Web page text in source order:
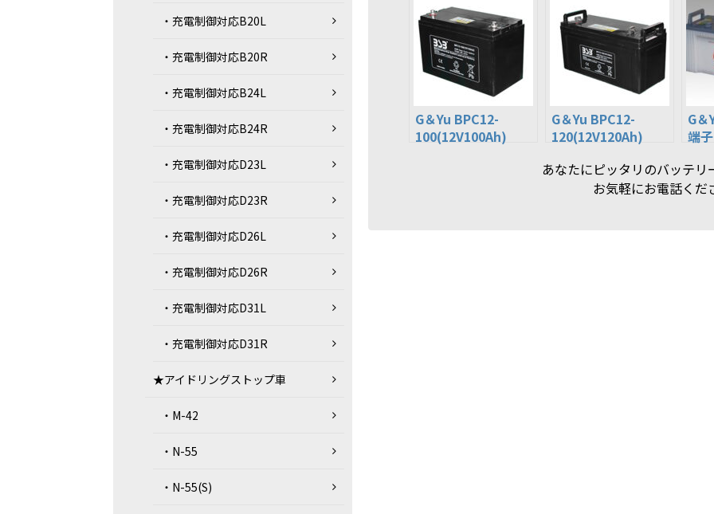
G＆Yu BPC12-
100(12V100Ah)
G＆Yu BPC12-
120(12V120Ah)
ルバッテリー 太陽光
発電、ゴルフカー
G
端
ー
所
あなたにピッタリのバッテリ
お気軽にお電話くだ
・充電制御対応B20L
・充電制御対応B20R
・充電制御対応B24L
・充電制御対応B24R
・充電制御対応D23L
・充電制御対応D23R
・充電制御対応D26L
・充電制御対応D26R
・充電制御対応D31L
・充電制御対応D31R
★アイドリングストップ車
・M-42
・N-55
・N-55(S)